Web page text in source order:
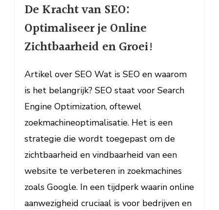
Groei!
De Kracht van SEO:
Optimaliseer je Online
Zichtbaarheid en Groei!
Artikel over SEO Wat is SEO en waarom
is het belangrijk? SEO staat voor Search
Engine Optimization, oftewel
zoekmachineoptimalisatie. Het is een
strategie die wordt toegepast om de
zichtbaarheid en vindbaarheid van een
website te verbeteren in zoekmachines
zoals Google. In een tijdperk waarin online
aanwezigheid cruciaal is voor bedrijven en